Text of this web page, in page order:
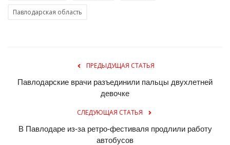
Павлодарская область
ПРЕДЫДУЩАЯ СТАТЬЯ
Павлодарские врачи разъединили пальцы двухлетней
девочке
СЛЕДУЮЩАЯ СТАТЬЯ
В Павлодаре из-за ретро-фестиваля продлили работу
автобусов